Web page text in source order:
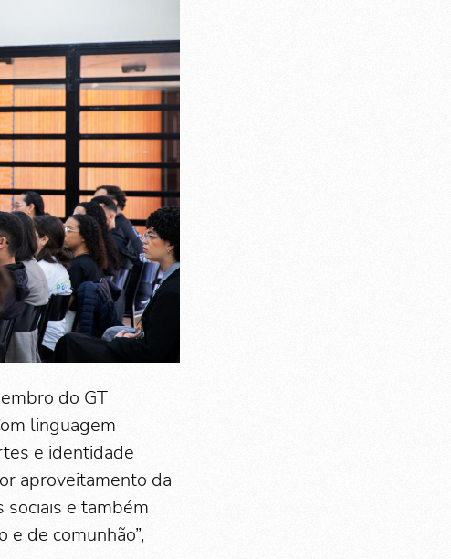
do GT
linguagem
e identidade
aproveitamento da
e também
de comunhão”,